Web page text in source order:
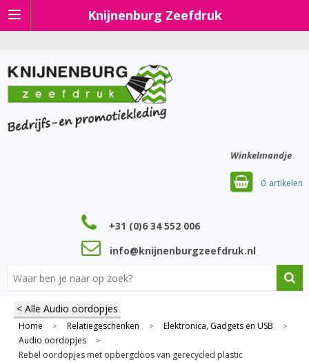
Knijnenburg Zeefdruk
Winkelmandje
0
+31 (0)6 34 552 006
info@knijnenburgzeefdruk.nl
< Alle Audio oordopjes
Home > Relatiegeschenken > Elektronica, Gadgets en USB >
Audio oordopjes >
Rebel oordopjes met opbergdoos van gerecycled plastic